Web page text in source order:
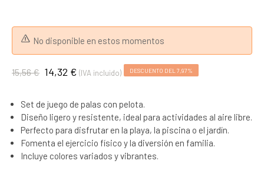
No disponible en estos momentos
15,56 € 14,32 € (IVA incluido) DESCUENTO DEL 7,97%
Set de juego de palas con pelota.
Diseño ligero y resistente, ideal para actividades al aire libre.
Perfecto para disfrutar en la playa, la piscina o el jardín.
Fomenta el ejercicio físico y la diversión en familia.
Incluye colores variados y vibrantes.